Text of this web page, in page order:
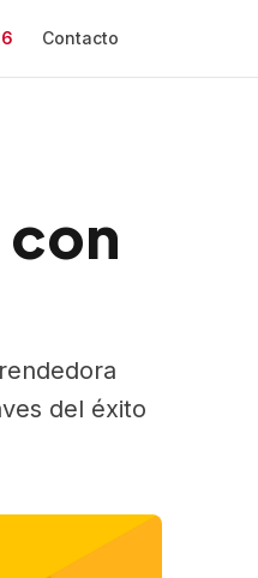
Contacto
del éxito